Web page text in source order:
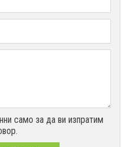
само за да ви изпратим